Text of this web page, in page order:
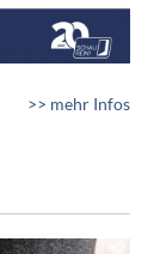
>> mehr Infos